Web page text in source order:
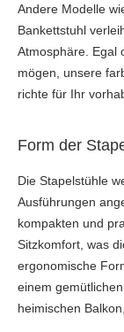
Andere Modelle
Bankettstuhl
Atmosphäre. Egal
mögen, unsere
richte für Ihr
Form der
Die Stapelstühle
Ausführungen
kompakten und
Sitzkomfort, was
ergonomische
einem
heimischen